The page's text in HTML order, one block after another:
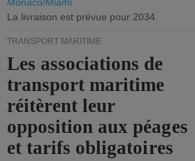
La livraison est prévue pour 2034.
TRANSPORT MARITIME
Les associations de
transport maritime
réitèrent leur
opposition aux péages
et tarifs obligatoires